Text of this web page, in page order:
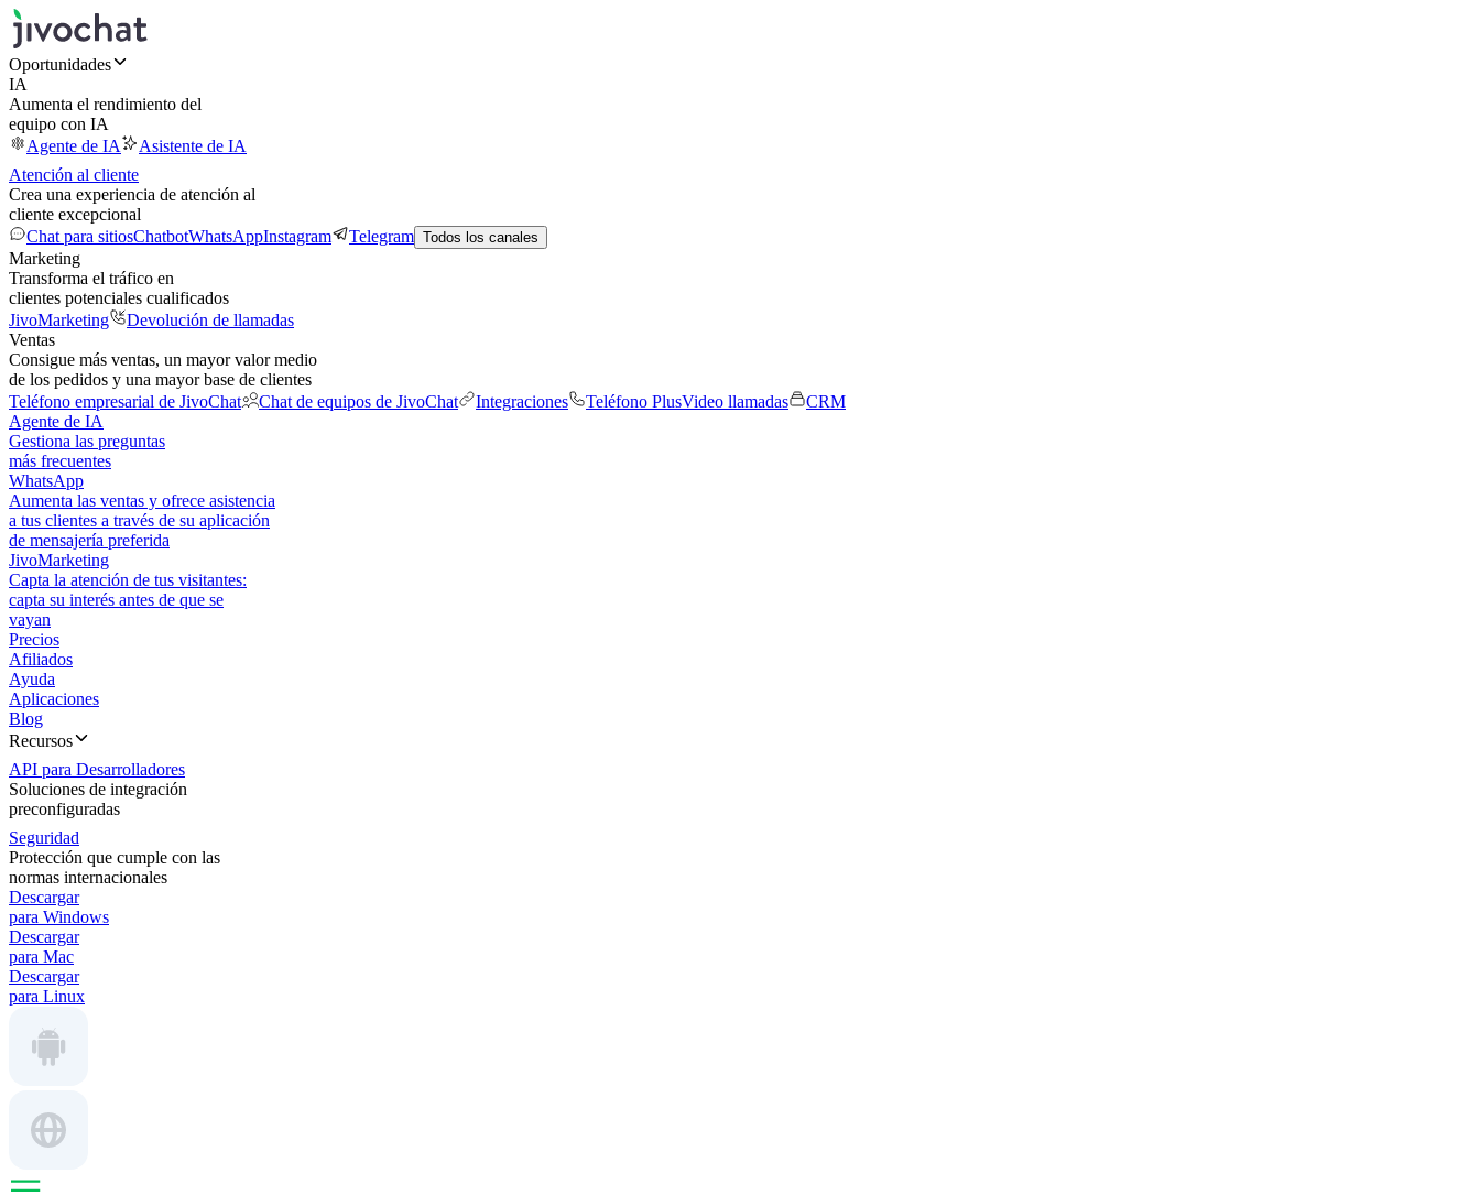
Oportunidades
IA
Aumenta el rendimiento del
equipo con IA
Agente de IA
Asistente de IA
Atención al cliente
Crea una experiencia de atención al
cliente excepcional
Chat para sitiosChatbotWhatsAppInstagram Telegram Todos los canales
Marketing
Transforma el tráfico en
clientes potenciales cualificados
JivoMarketing
Devolución de llamadas
Ventas
Consigue más ventas, un mayor valor medio
de los pedidos y una mayor base de clientes
Teléfono empresarial de JivoChat
Chat de equipos de JivoChat Integraciones Teléfono PlusVideo llamadas
CRM
Agente de IA
Gestiona las preguntas
más frecuentes
WhatsApp
Aumenta las ventas y ofrece asistencia
a tus clientes a través de su aplicación
de mensajería preferida
JivoMarketing
Capta la atención de tus visitantes:
capta su interés antes de que se
vayan
Precios
Afiliados
Ayuda
Aplicaciones
Blog
Recursos
API para Desarrolladores
Soluciones de integración
preconfiguradas
Seguridad
Protección que cumple con las
normas internacionales
Descargar
para Windows
Descargar
para Mac
Descargar
para Linux